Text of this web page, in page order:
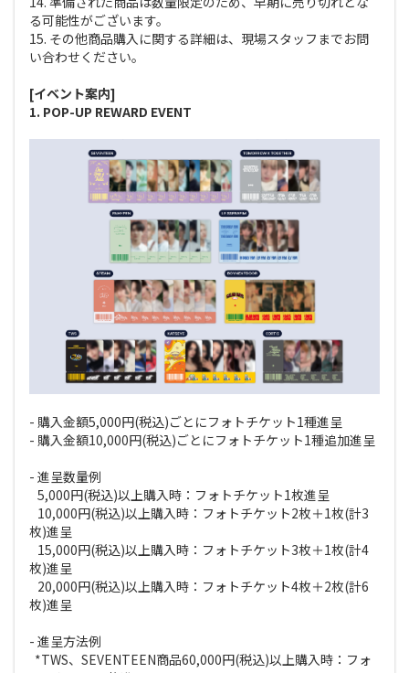
る可能性がございます。
15. その他商品購入に関する詳細は、現場スタッフまでお問
い合わせください。
[イベント案内]
1. POP-UP REWARD EVENT
- 購入金額5,000円(税込)ごとにフォトチケット1種進呈
- 購入金額10,000円(税込)ごとにフォトチケット1種追加進呈
- 進呈数量例
5,000円(税込)以上購入時：フォトチケット1枚進呈
10,000円(税込)以上購入時：フォトチケット2枚＋1枚(計3
枚)進呈
15,000円(税込)以上購入時：フォトチケット3枚＋1枚(計4
枚)進呈
20,000円(税込)以上購入時：フォトチケット4枚＋2枚(計6
枚)進呈
- 進呈方法例
*TWS、SEVENTEEN商品60,000円(税込)以上購入時：フォ